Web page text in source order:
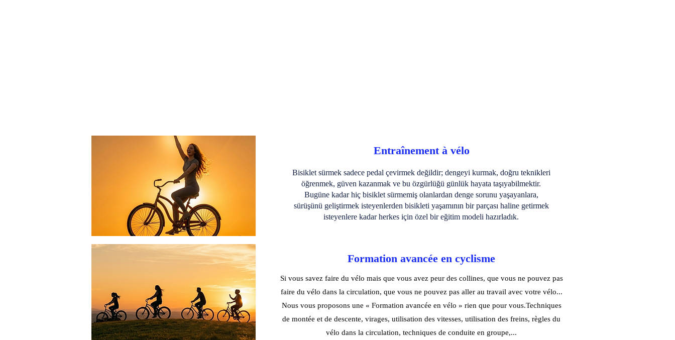
Entraînement à vélo
Bisiklet sürmek sadece pedal çevirmek değildir; dengeyi kurmak, doğru teknikleri
öğrenmek, güven kazanmak ve bu özgürlüğü günlük hayata taşıyabilmektir.
Bugüne kadar hiç bisiklet sürmemiş olanlardan denge sorunu yaşayanlara,
sürüşünü geliştirmek isteyenlerden bisikleti yaşamının bir parçası haline getirmek
isteyenlere kadar herkes için özel bir eğitim modeli hazırladık.
​Formation avancée en cyclisme
Si vous savez faire du vélo mais que vous avez peur des collines, que vous ne pouvez pas
faire du vélo dans la circulation, que vous ne pouvez pas aller au travail avec votre vélo...
Nous vous proposons une « Formation avancée en vélo » rien que pour vous.Techniques
de montée et de descente, virages, utilisation des vitesses, utilisation des freins, règles du
vélo dans la circulation, techniques de conduite en groupe,...